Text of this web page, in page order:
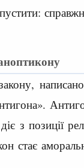
з позиції
стає